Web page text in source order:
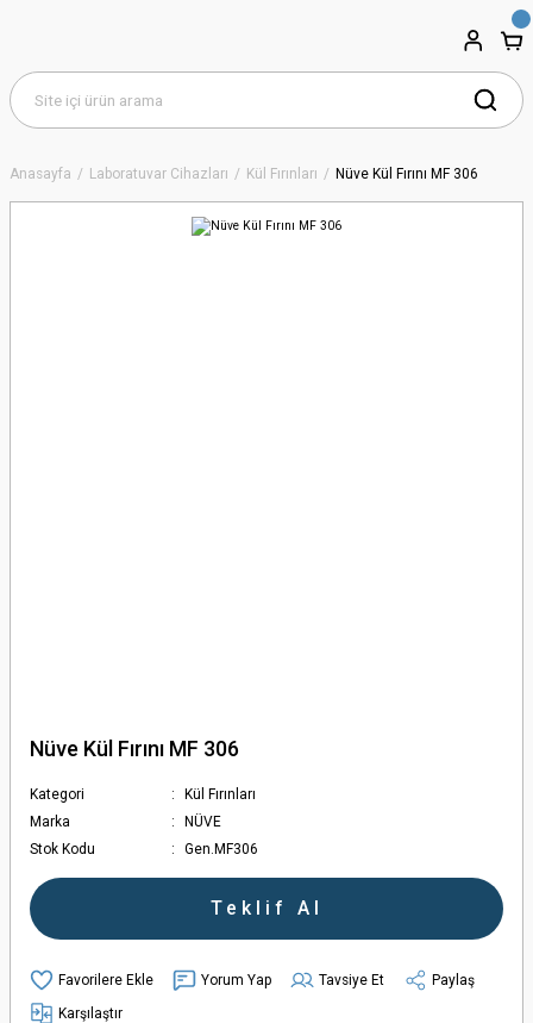
Anasayfa Laboratuvar Cihazları Kül Fırınları Nüve Kül Fırını MF 306
Nüve Kül Fırını MF 306
Kategori
Kül Fırınları
Marka
NÜVE
Stok Kodu
Gen.MF306
Teklif Al
Yorum Yap Tavsiye Et
Paylaş
Karşılaştır